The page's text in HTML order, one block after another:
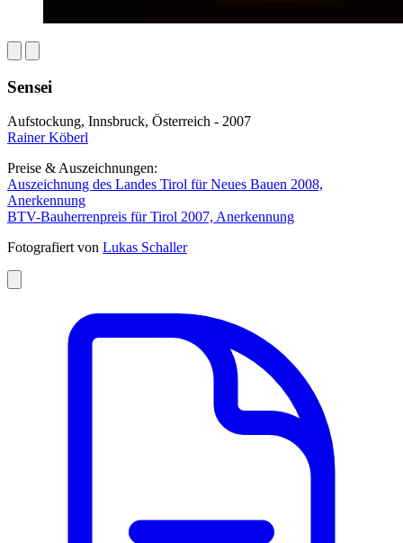
Sensei
Aufstockung, Innsbruck, Österreich - 2007
Rainer Köberl
Preise & Auszeichnungen:
Auszeichnung des Landes Tirol für Neues Bauen 2008,
Anerkennung
BTV-Bauherrenpreis für Tirol 2007, Anerkennung
Fotografiert von Lukas Schaller